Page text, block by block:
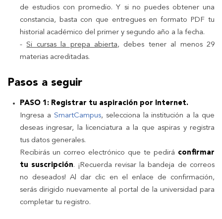
de estudios con promedio. Y si no puedes obtener una
constancia, basta con que entregues en formato PDF tu
historial académico del primer y segundo año a la fecha.
- Si cursas la prepa abierta, debes tener al menos 29
materias acreditadas.
Pasos a seguir
PASO 1: Registrar tu aspiración por Internet.
Ingresa a SmartCampus, selecciona la institución a la que
deseas ingresar, la licenciatura a la que aspiras y registra
tus datos generales.
Recibirás un correo electrónico que te pedirá confirmar
tu suscripción. ¡Recuerda revisar la bandeja de correos
no deseados! Al dar clic en el enlace de confirmación,
serás dirigido nuevamente al portal de la universidad para
completar tu registro.